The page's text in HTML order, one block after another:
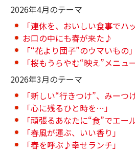
2026年4月のテーマ
「連休を、おいしい食事でハ
お口の中にも春が来た♪
「“花より団子”のウマいもの」
「桜もうらやむ“映え”メニュー
2026年3月のテーマ
「新しい“行きつけ”、みーつ
「心に残るひと時を…」
「頑張るあなたに“食”でエー
「春風が運ぶ、いい香り」
「春を呼ぶ♪幸せランチ」